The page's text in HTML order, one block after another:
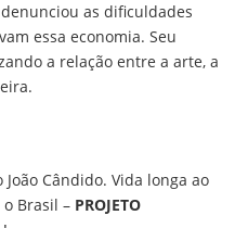
as dificuldades
essa economia. Seu
a relação entre a arte, a
Cândido. Vida longa ao
Brasil – PROJETO